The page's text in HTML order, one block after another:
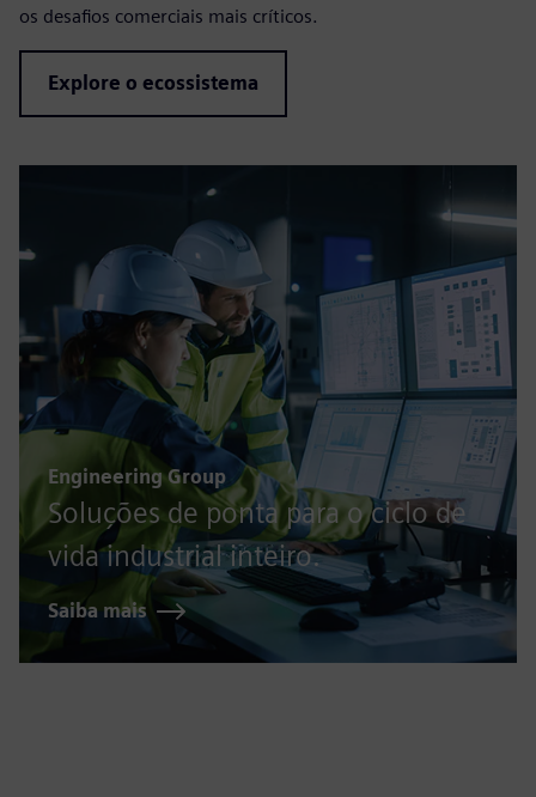
os desafios comerciais mais críticos.
Explore o ecossistema
Engineering Group
Soluções de ponta para o ciclo de
vida industrial inteiro.
Saiba mais